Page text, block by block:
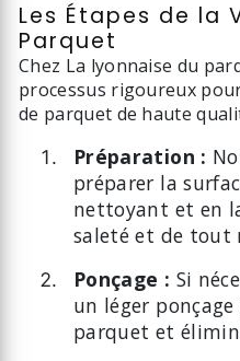
Les Étapes de la
Parquet
Chez La lyonnaise du
processus rigoureux
de parquet de haute
Préparation :
préparer la
nettoyant et en
saleté et de tout
Ponçage : Si
un léger
parquet et